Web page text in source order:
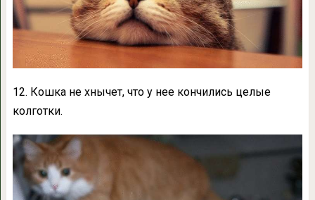
12. Кошка не хнычет, что у нее кончились целые
колготки.